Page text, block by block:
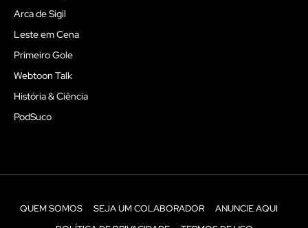
Arca de Sigil
Leste em Cena
Primeiro Gole
Webtoon Talk
História & Ciência
PodSuco
QUEM SOMOS SEJA UM COLABORADOR
ANUNCIE AQUI